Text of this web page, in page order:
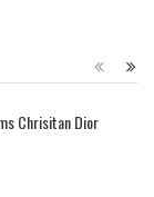
Chrisitan Dior